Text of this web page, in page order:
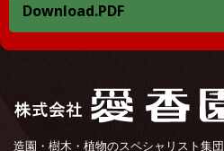
Download.PDF
造園・樹木・植物のスペシャリスト集団